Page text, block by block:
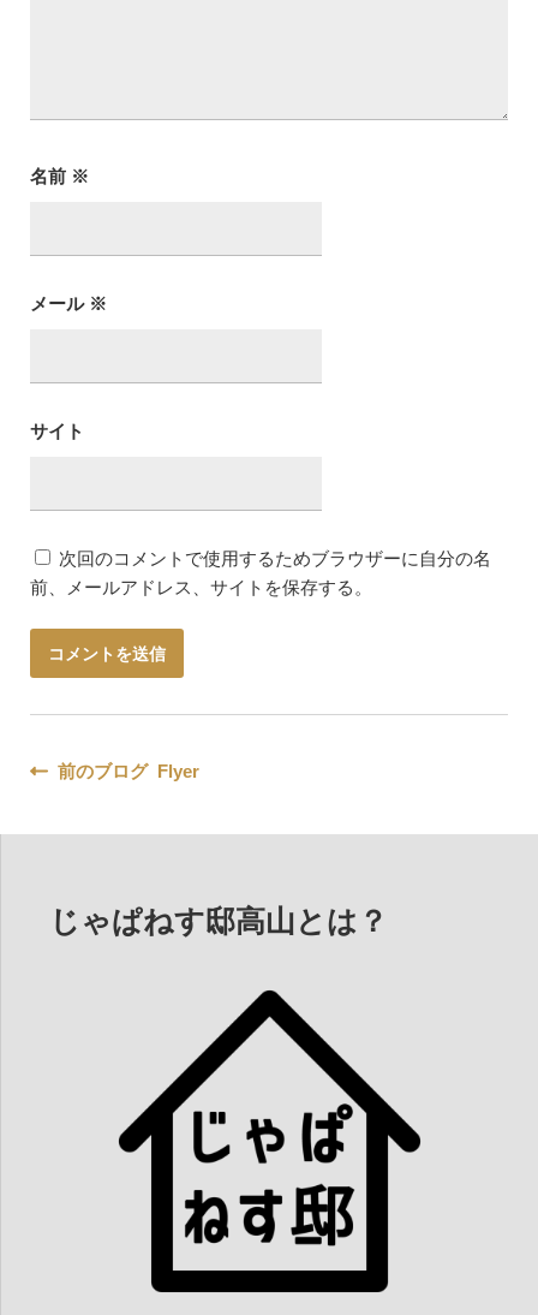
名前 ※
メール ※
サイト
次回のコメントで使用するためブラウザーに自分の名
前、メールアドレス、サイトを保存する。
投
ビ
前のブログ Flyer
じゃぱねす邸高山とは？